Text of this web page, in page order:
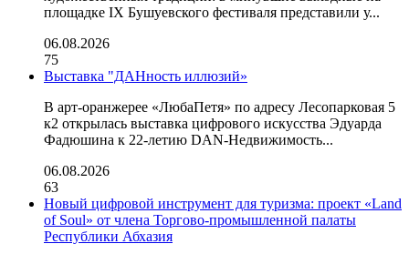
площадке IX Бушуевского фестиваля представили у...
06.08.2026
75
Выставка "ДАНность иллюзий»
В арт-оранжерее «ЛюбаПетя» по адресу Лесопарковая 5
к2 открылась выставка цифрового искусства Эдуарда
Фадюшина к 22-летию DAN-Недвижимость...
06.08.2026
63
Новый цифровой инструмент для туризма: проект «Land
of Soul» от члена Торгово-промышленной палаты
Республики Абхазия